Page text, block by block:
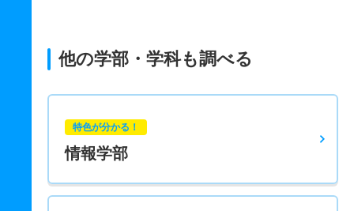
他の学部・学科も調べる
特色が分かる！
情報学部